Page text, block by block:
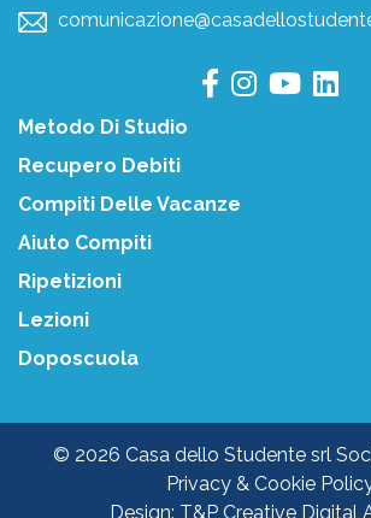
Metodo Di Studio
Recupero Debiti
Compiti Delle Vacanze
Aiuto Compiti
Ripetizioni
Lezioni
Doposcuola
© 2026 Casa dello Studente srl
Privacy & Cookie
Design: T&P Creative Digital